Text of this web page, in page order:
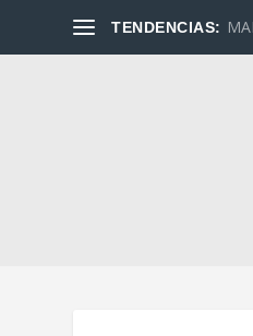
TENDENCIAS: